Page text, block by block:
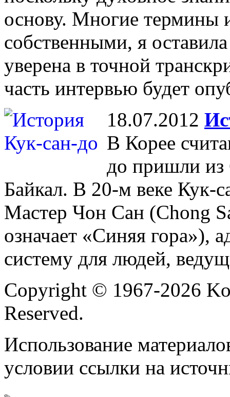
основу. Многие термины
собственными, я
уверена в точной
часть интервью будет
18.07.2012
В Корее
до пришли из
Байкал. В 20-м веке Кук-
Мастер Чон Сан (Chong
означает «Синяя гора»),
систему для людей,
Copyright © 1967-2026
Reserved.
Использование
условии ссылки на